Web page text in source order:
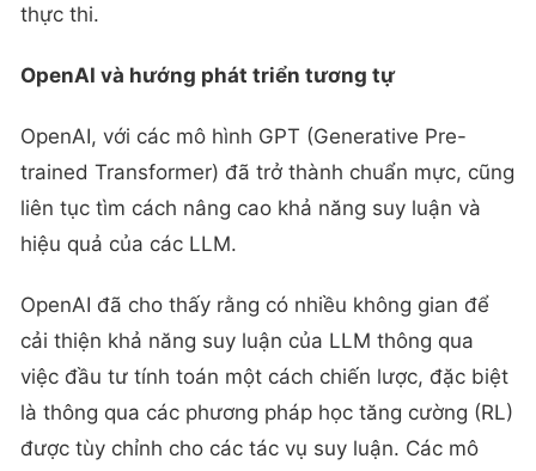
thực thi.
OpenAI và hướng phát triển tương tự
OpenAI, với các mô hình GPT (Generative Pre-
trained Transformer) đã trở thành chuẩn mực, cũng
liên tục tìm cách nâng cao khả năng suy luận và
hiệu quả của các LLM.
OpenAI đã cho thấy rằng có nhiều không gian để
cải thiện khả năng suy luận của LLM thông qua
việc đầu tư tính toán một cách chiến lược, đặc biệt
là thông qua các phương pháp học tăng cường (RL)
được tùy chỉnh cho các tác vụ suy luận. Các mô